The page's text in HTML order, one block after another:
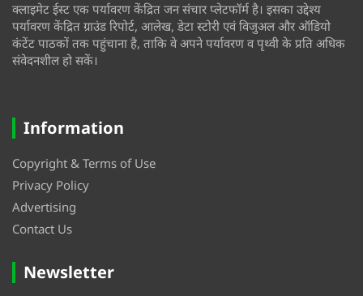
क्लाइमेट ईस्ट एक पर्यावरण केंद्रित जन संचार प्लेटफॉर्म है। इसका उद्देश्य
पर्यावरण केंद्रित ग्राउंड रिपोर्ट, आलेख, डेटा स्टोरी एवं विजुअल और ऑडियो
कंटेंट पाठकों तक पहुंचाना है, ताकि वे अपने पर्यावरण व पृथ्वी के प्रति अधिक
संवेदनशील हो सकें।
Information
Copyright & Terms of Use
Privacy Policy
Advertising
Contact Us
Newsletter